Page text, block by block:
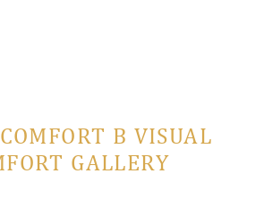
В VISUAL
GALLERY